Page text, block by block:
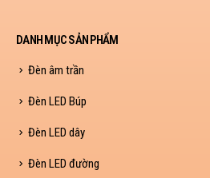
DANH MỤC SẢN PHẨM
Đèn âm trần
Đèn LED Búp
Đèn LED dây
Đèn LED đường